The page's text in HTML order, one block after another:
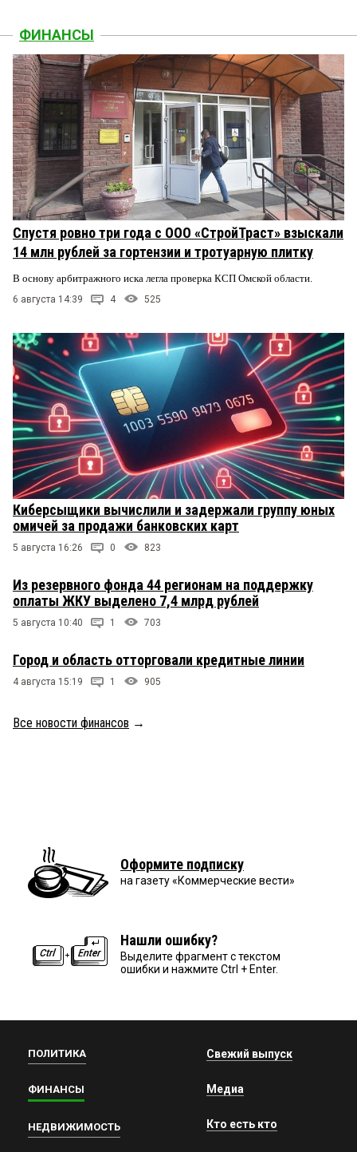
ФИНАНСЫ
Спустя ровно три года с ООО «СтройТраст» взыскали
14 млн рублей за гортензии и тротуарную плитку
В основу арбитражного иска легла проверка КСП Омской области.
6 августа 14:39 4 525
Киберсыщики вычислили и задержали группу юных
омичей за продажи банковских карт
5 августа 16:26 0 823
Из резервного фонда 44 регионам на поддержку
оплаты ЖКУ выделено 7,4 млрд рублей
5 августа 10:40 1 703
Город и область отторговали кредитные линии
4 августа 15:19 1 905
Все новости финансов →
Оформите подписку
на газету «Коммерческие вести»
Нашли ошибку?
Выделите фрагмент с текстом
ошибки и нажмите Ctrl + Enter.
ПОЛИТИКА
ФИНАНСЫ
НЕДВИЖИМОСТЬ
Свежий выпуск
Медиа
Кто есть кто